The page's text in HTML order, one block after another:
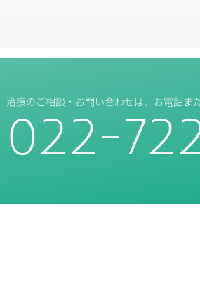
治療のご相談・お問い合わせは、 お電話ま
022-